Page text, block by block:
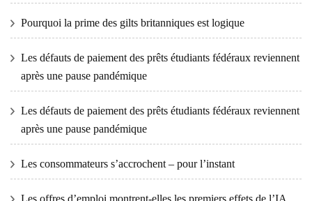
Pourquoi la prime des gilts britanniques est logique
Les défauts de paiement des prêts étudiants fédéraux reviennent
après une pause pandémique
Les défauts de paiement des prêts étudiants fédéraux reviennent
après une pause pandémique
Les consommateurs s’accrochent – ​​pour l’instant
Les offres d’emploi montrent-elles les premiers effets de l’IA